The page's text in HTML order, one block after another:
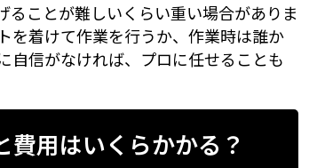
ることが難しいくらい重い場合がありま
を着けて作業を行うか、作業時は誰か
自信がなければ、プロに任せることも
用はいくらかかる？